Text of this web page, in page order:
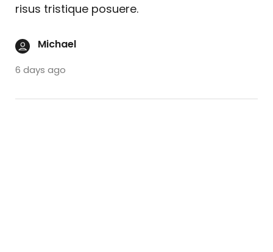
risus tristique posuere.
Michael
6 days ago